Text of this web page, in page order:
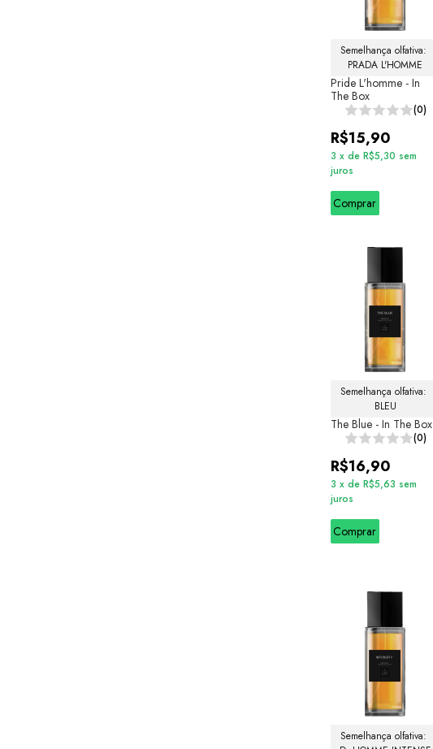
Semelhança olfativa:
PRADA L'HOMME
Pride L'homme - In
The Box
(0)
R$15,90
3 x de R$5,30 sem
juros
Comprar
Semelhança olfativa:
BLEU
The Blue - In The Box
(0)
R$16,90
3 x de R$5,63 sem
juros
Comprar
Semelhança olfativa: